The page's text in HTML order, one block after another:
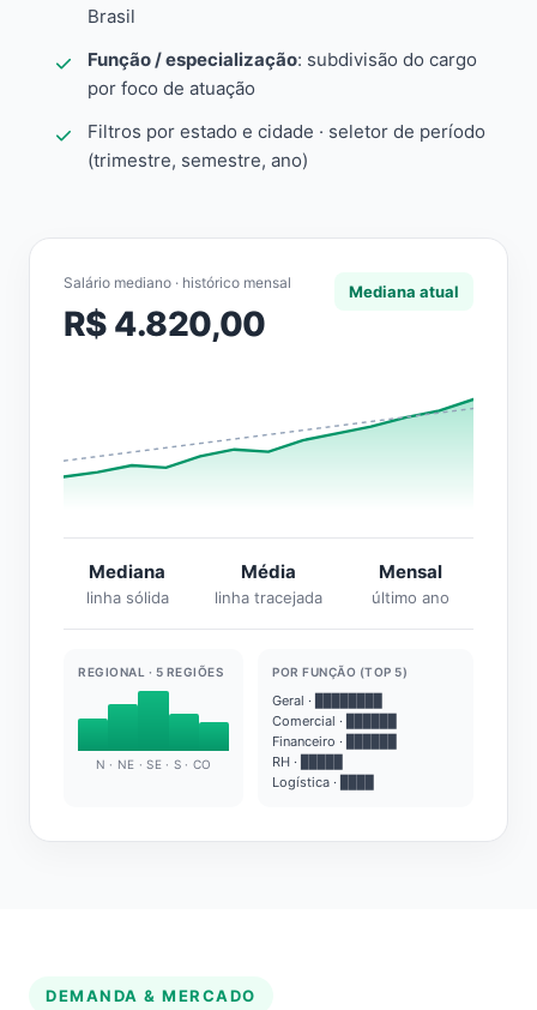
Brasil
Função / especialização: subdivisão do cargo
por foco de atuação
Filtros por estado e cidade · seletor de período
(trimestre, semestre, ano)
Salário mediano · histórico mensal
R$ 4.820,00
Mediana atual
Mediana
linha sólida
Média
linha tracejada
Mensal
último ano
REGIONAL · 5 REGIÕES
N · NE · SE · S · CO
POR FUNÇÃO (TOP 5)
Geral · ████████
Comercial · ██████
Financeiro · ██████
RH · █████
Logística · ████
DEMANDA & MERCADO